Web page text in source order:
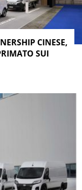
CINESE,
SUI